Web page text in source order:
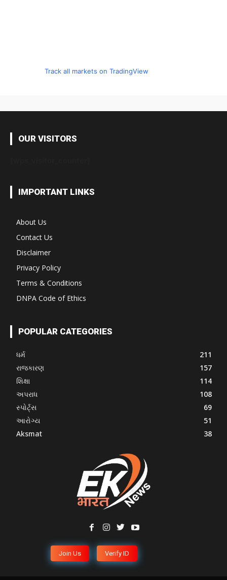
Track all markets on TradingView
OUR VISITORS
IMPORTANT LINKS
About Us
Contact Us
Disclaimer
Privacy Policy
Terms & Conditions
DNPA Code of Ethics
POPULAR CATEGORIES
ધર્મ
211
રાજકારણ
157
શિક્ષા
114
અપરાધ
108
સ્પોર્ટ્સ
69
આરોગ્ય
51
Aksmat
38
Join Us Verify ID